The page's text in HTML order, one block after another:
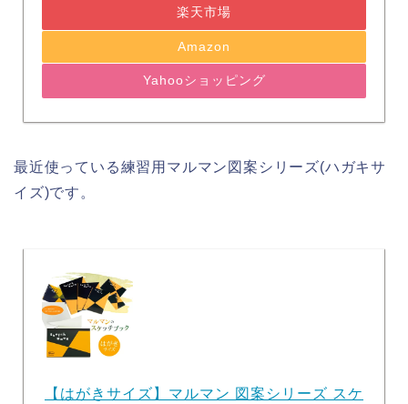
楽天市場
Amazon
Yahooショッピング
最近使っている練習用マルマン図案シリーズ(ハガキサ
イズ)です。
【はがきサイズ】マルマン 図案シリーズ スケ